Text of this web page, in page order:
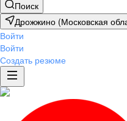
Поиск
Дрожжино (Московская
Войти
Войти
Создать резюме